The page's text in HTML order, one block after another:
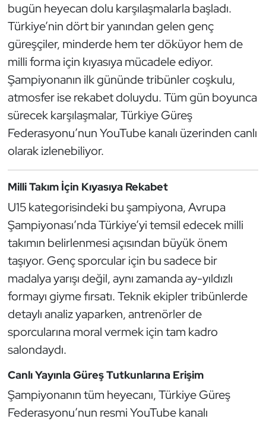
bugün heyecan dolu karşılaşmalarla başladı.
Türkiye’nin dört bir yanından gelen genç
güreşçiler, minderde hem ter döküyor hem de
milli forma için kıyasıya mücadele ediyor.
Şampiyonanın ilk gününde tribünler coşkulu,
atmosfer ise rekabet doluydu. Tüm gün boyunca
sürecek karşılaşmalar, Türkiye Güreş
Federasyonu’nun YouTube kanalı üzerinden canlı
olarak izlenebiliyor.
Milli Takım İçin Kıyasıya Rekabet
U15 kategorisindeki bu şampiyona, Avrupa
Şampiyonası’nda Türkiye’yi temsil edecek milli
takımın belirlenmesi açısından büyük önem
taşıyor. Genç sporcular için bu sadece bir
madalya yarışı değil, aynı zamanda ay-yıldızlı
formayı giyme fırsatı. Teknik ekipler tribünlerde
detaylı analiz yaparken, antrenörler de
sporcularına moral vermek için tam kadro
salondaydı.
Canlı Yayınla Güreş Tutkunlarına Erişim
Şampiyonanın tüm heyecanı, Türkiye Güreş
Federasyonu’nun resmi YouTube kanalı
Futsal
Genel
Golf
Güreş
Halter
Hava Sporları
Hentbol
İşitme Engelli Sporcular
Judo ve Kuraş
Kano ve Rafting
Karate
Kempo
Kick Boks